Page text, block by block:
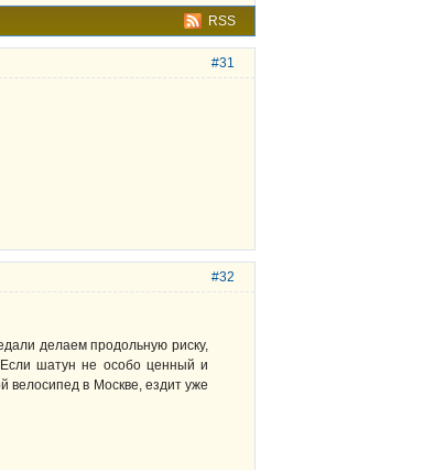
RSS
#31
#32
делаем продольную риску,
шатун не особо ценный и
велосипед в Москве, ездит уже